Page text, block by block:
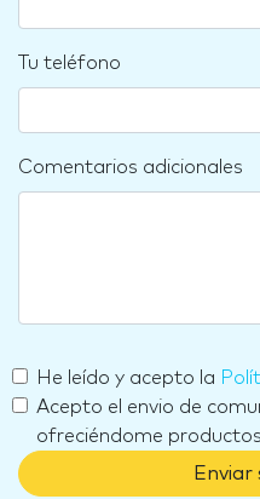
Tu teléfono
Comentarios adicionales
He leído y acepto la
Acepto el envio de
ofreciéndome
Enviar